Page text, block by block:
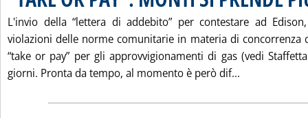
L'invio della “lettera di addebito” per contestare ad
violazioni delle norme comunitarie in materia di concorrenza
“take or pay” per gli approvvigionamenti di gas (vedi
giorni. Pronta da tempo, al momento è però dif...